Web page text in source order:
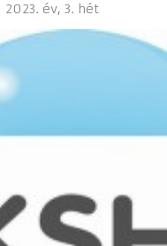
2023. év 3. hét